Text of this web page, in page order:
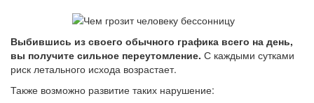
Выбившись из своего обычного графика всего на день,
вы получите сильное переутомление. С каждыми сутками
риск летального исхода возрастает.
Также возможно развитие таких нарушение: